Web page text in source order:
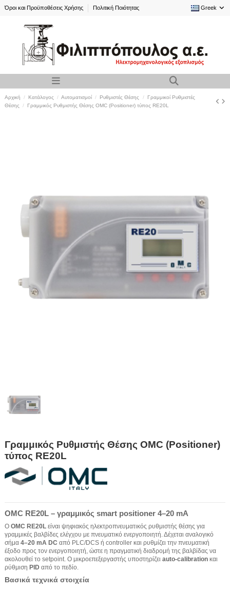
Όροι και Προϋποθέσεις Χρήσης Πολιτική Ποιότητας Greek
Αρχική Κατάλογος Αυτοματισμοί Ρυθμιστές Θέσης
Γραμμικοί Ρυθμιστές
Θέσης
Γραμμικός Ρυθμιστής Θέσης OMC (Positioner) τύπος RE20L
Γραμμικός Ρυθμιστής Θέσης OMC (Positioner)
τύπος RE20L
OMC RE20L – γραμμικός smart positioner 4–20 mA
Ο OMC RE20L είναι ψηφιακός ηλεκτροπνευματικός ρυθμιστής θέσης για
γραμμικές βαλβίδες ελέγχου με πνευματικό ενεργοποιητή. Δέχεται αναλογικό
σήμα 4–20 mA DC από PLC/DCS ή controller και ρυθμίζει την πνευματική
έξοδο προς τον ενεργοποιητή, ώστε η πραγματική διαδρομή της βαλβίδας να
ακολουθεί το setpoint. Ο μικροεπεξεργαστής υποστηρίζει auto-calibration και
ρύθμιση PID από το πεδίο.
Βασικά τεχνικά στοιχεία